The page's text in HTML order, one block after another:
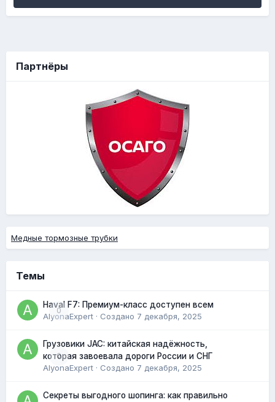
Партнёры
Медные тормозные трубки
Темы
0
Haval F7: Премиум-класс доступен всем
AlyonaExpert · Создано 7 декабря, 2025
0
Грузовики JAC: китайская надёжность,
которая завоевала дороги России и СНГ
AlyonaExpert · Создано 7 декабря, 2025
Секреты выгодного шопинга: как правильно